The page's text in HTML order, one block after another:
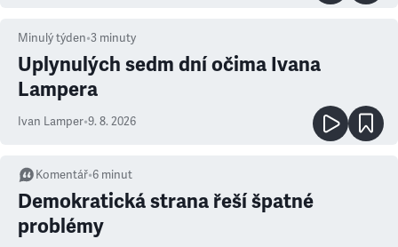
Minulý týden•3 minuty
Uplynulých sedm dní očima Ivana
Lampera
Ivan Lamper•9. 8. 2026
Komentář•6 minut
Demokratická strana řeší špatné
problémy